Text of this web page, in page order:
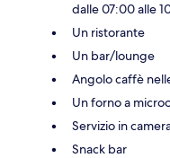
dalle 07:00 alle
Un ristorante
Un bar/lounge
Angolo caffè
Un forno a
Servizio in
Snack bar